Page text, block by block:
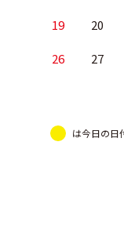
19 20
26 27
は今日の日